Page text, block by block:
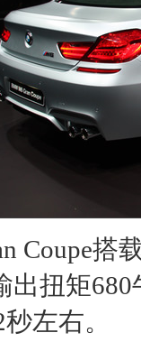
Coupe搭
出扭矩
左右。